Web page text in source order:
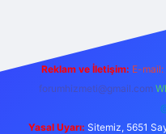
Reklam ve İletişim: E-mail:
forumhizmeti@gmail.com
Yasal Uyarı: Sitemiz, 5651